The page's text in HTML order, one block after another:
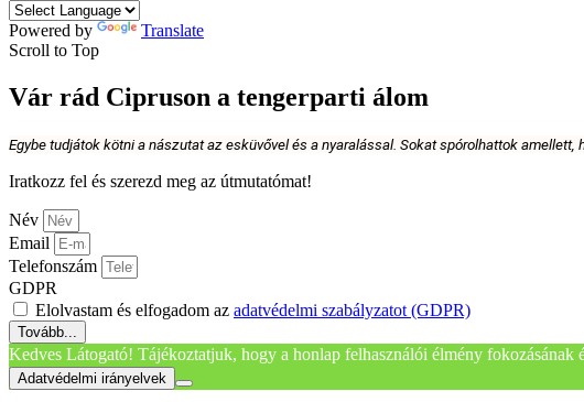
Powered by
Translate
Scroll to Top
Vár rád Cipruson a tengerparti álom
Egybe tudjátok kötni a nászutat az esküvővel és a nyaralással. Sokat spórolhattok amellett,
Iratkozz fel és szerezd meg az útmutatómat!
Név
Email
Telefonszám
GDPR
Elolvastam és elfogadom az adatvédelmi szabályzatot (GDPR)
Tovább...
Kedves Látogató! Tájékoztatjuk, hogy a honlap felhasználói élmény
Adatvédelmi irányelvek